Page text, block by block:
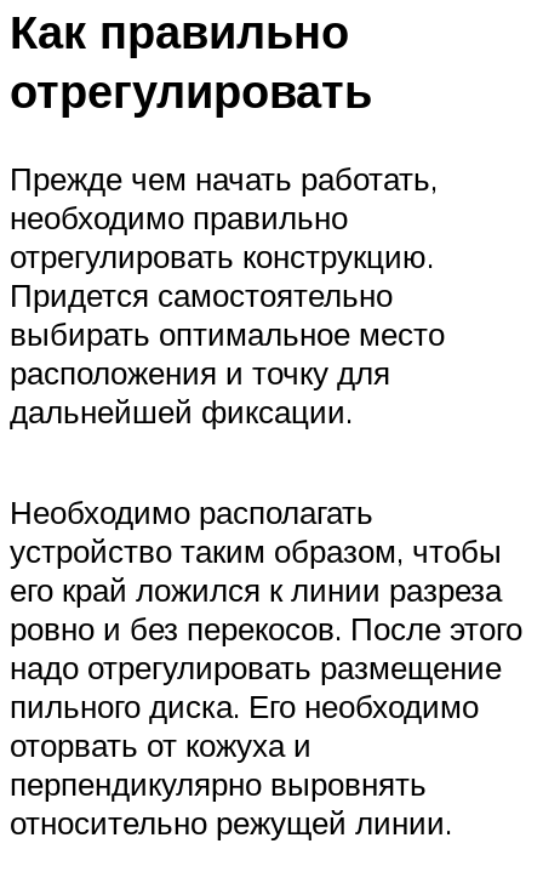
Как правильно
отрегулировать
Прежде чем начать работать,
необходимо правильно
отрегулировать конструкцию.
Придется самостоятельно
выбирать оптимальное место
расположения и точку для
дальнейшей фиксации.
Необходимо располагать
устройство таким образом, чтобы
его край ложился к линии разреза
ровно и без перекосов. После этого
надо отрегулировать размещение
пильного диска. Его необходимо
оторвать от кожуха и
перпендикулярно выровнять
относительно режущей линии.